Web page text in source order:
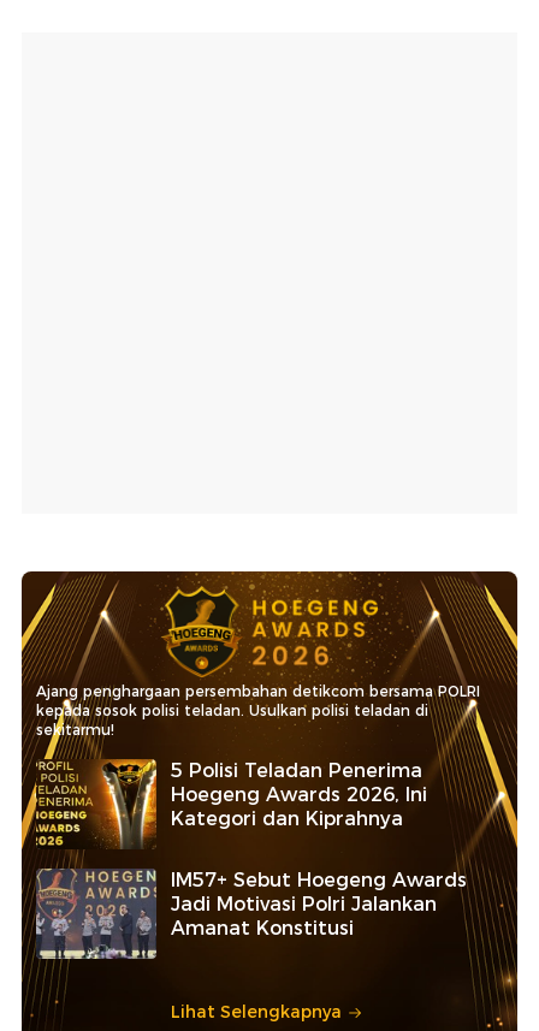
Ajang penghargaan persembahan detikcom bersama POLRI
kepada sosok polisi teladan. Usulkan polisi teladan di
sekitarmu!
5 Polisi Teladan Penerima
Hoegeng Awards 2026, Ini
Kategori dan Kiprahnya
IM57+ Sebut Hoegeng Awards
Jadi Motivasi Polri Jalankan
Amanat Konstitusi
Lihat Selengkapnya